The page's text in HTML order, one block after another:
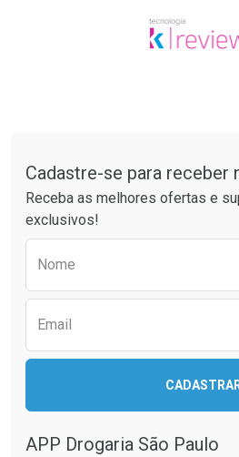
Cadastre-se para receber
Receba as melhores ofertas e
exclusivos!
Nome
Email
APP Drogaria São Paulo